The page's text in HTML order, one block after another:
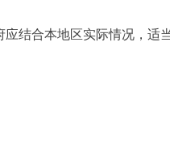
合本地区实际情况，适